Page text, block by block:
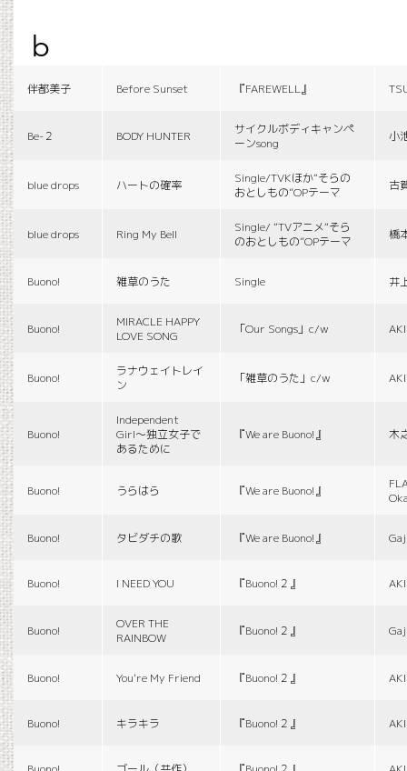
b
伴都美子 Before Sunset 『FAREWELL』
Be-２ BODY HUNTER
サイクルボディキャンペ
ーンsong
小
blue drops ハートの確率
Single/TVKほか“そらの
おとしもの”OPテーマ
古
blue drops Ring My Bell
Single/ “TVアニメ“そら
のおとしもの”OPテーマ
橋
Buono! 雑草のうた Single 井
Buono!
MIRACLE HAPPY
LOVE SONG
「Our Songs」c/w
Buono!
ラナウェイトレイ
ン
「雑草のうた」c/w
Buono!
Independent
Girl〜独立女子で
あるために
『We are Buono!』 木
Buono! うらはら 『We are Buono!』
Buono! タビダチの歌 『We are Buono!』
Buono! I NEED YOU 『Buono!２』
Buono!
OVER THE
RAINBOW
『Buono!２』
Buono! You're My Friend 『Buono!２』
Buono! キラキラ 『Buono!２』